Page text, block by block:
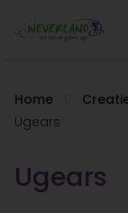
Home
Ugears
Ugears